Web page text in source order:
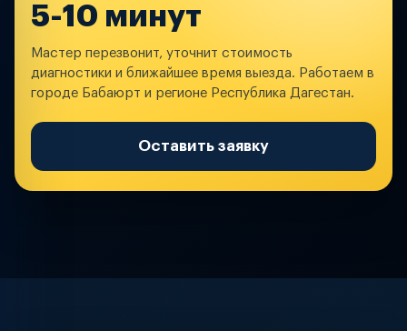
5-10 минут
Мастер перезвонит, уточнит стоимость
диагностики и ближайшее время выезда. Работаем в
городе Бабаюрт и регионе Республика Дагестан.
Оставить заявку